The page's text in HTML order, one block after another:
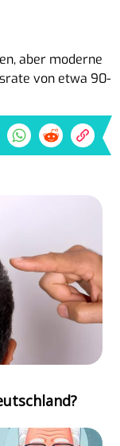
aber moderne
von etwa 90-